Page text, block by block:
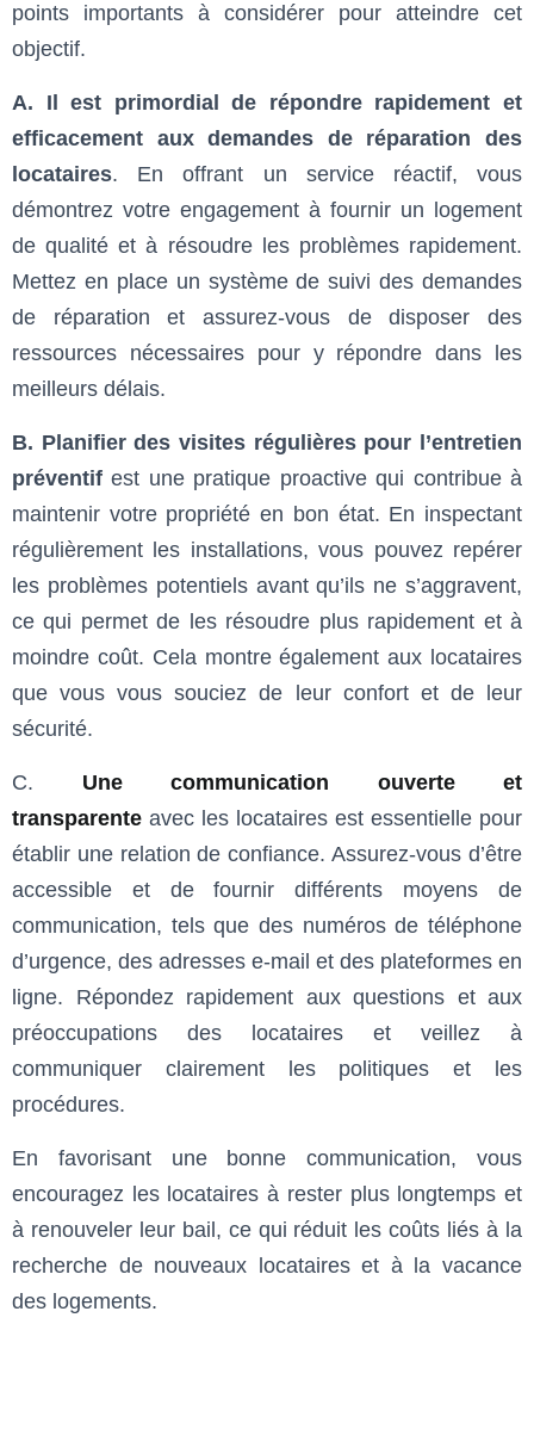
points importants à considérer pour atteindre cet
objectif.
A. Il est primordial de répondre rapidement et
efficacement aux demandes de réparation des
locataires. En offrant un service réactif, vous
démontrez votre engagement à fournir un logement
de qualité et à résoudre les problèmes rapidement.
Mettez en place un système de suivi des demandes
de réparation et assurez-vous de disposer des
ressources nécessaires pour y répondre dans les
meilleurs délais.
B. Planifier des visites régulières pour l’entretien
préventif est une pratique proactive qui contribue à
maintenir votre propriété en bon état. En inspectant
régulièrement les installations, vous pouvez repérer
les problèmes potentiels avant qu’ils ne s’aggravent,
ce qui permet de les résoudre plus rapidement et à
moindre coût. Cela montre également aux locataires
que vous vous souciez de leur confort et de leur
sécurité.
C. Une communication ouverte et
transparente avec les locataires est essentielle pour
établir une relation de confiance. Assurez-vous d’être
accessible et de fournir différents moyens de
communication, tels que des numéros de téléphone
d’urgence, des adresses e-mail et des plateformes en
ligne. Répondez rapidement aux questions et aux
préoccupations des locataires et veillez à
communiquer clairement les politiques et les
procédures.
En favorisant une bonne communication, vous
encouragez les locataires à rester plus longtemps et
à renouveler leur bail, ce qui réduit les coûts liés à la
recherche de nouveaux locataires et à la vacance
des logements.